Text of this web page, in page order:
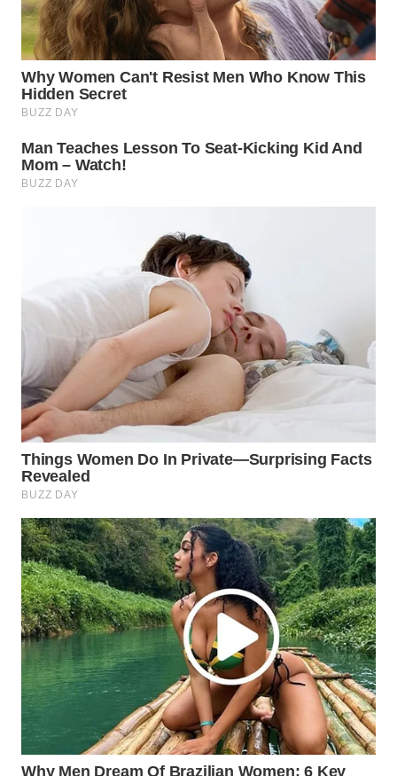
WN
BORNEO
Wahana
Media
WAHANA
WAHANA
WAHANA
INFRASTRUKTUR
WAHANA
KONSUMEN
WAHANA
LISTRIK
WAHANA
TRAVEL
WAHANA
TV
WAHANANEWS
WAHANANEWS